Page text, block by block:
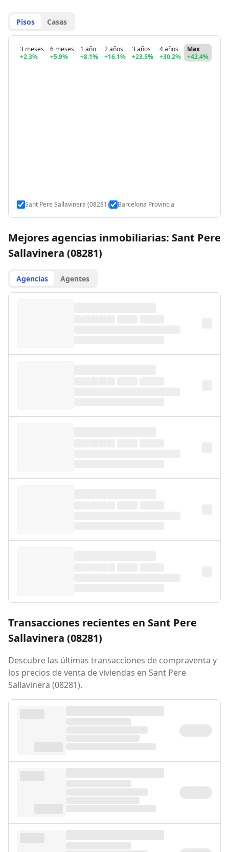
Pisos Casas
3 meses
+2.3%
6 meses
+5.9%
1 año
+8.1%
2 años
+16.1%
3 años
+23.5%
4 años
+30.2%
Max
+42.4%
Sant Pere Sallavinera (08281) Barcelona Provincia
Mejores agencias inmobiliarias: Sant Pere
Sallavinera (08281)
Agencias Agentes
Transacciones recientes en Sant Pere
Sallavinera (08281)
Descubre las últimas transacciones de compraventa y
los precios de venta de viviendas en Sant Pere
Sallavinera (08281).